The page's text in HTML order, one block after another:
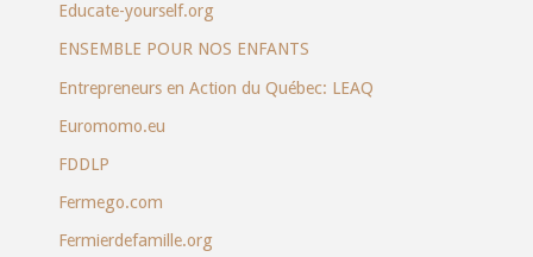
Educate-yourself.org
ENSEMBLE POUR NOS ENFANTS
Entrepreneurs en Action du Québec: LEAQ
Euromomo.eu
FDDLP
Fermego.com
Fermierdefamille.org